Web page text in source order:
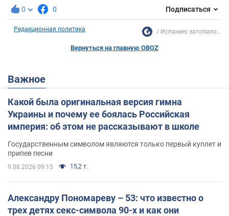
0 0 Подписаться
Редакционная политика Испанию затопило...
Вернуться на главную OBOZ
Важное
Какой была оригинальная версия гимна
Украины и почему ее боялась Российская
империя: об этом не рассказывают в школе
Государственным символом являются только первый куплет и
припев песни
9.08.2026 09:15 15,2 т.
Александру Пономареву – 53: что известно о
трех детях секс-символа 90-х и как они